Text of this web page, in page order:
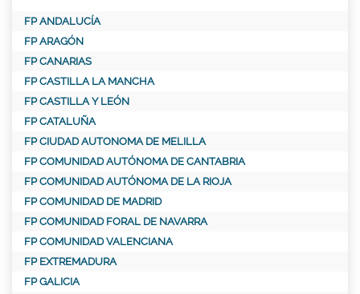
FP ANDALUCÍA
FP ARAGÓN
FP CANARIAS
FP CASTILLA LA MANCHA
FP CASTILLA Y LEÓN
FP CATALUÑA
FP CIUDAD AUTONOMA DE MELILLA
FP COMUNIDAD AUTÓNOMA DE CANTABRIA
FP COMUNIDAD AUTÓNOMA DE LA RIOJA
FP COMUNIDAD DE MADRID
FP COMUNIDAD FORAL DE NAVARRA
FP COMUNIDAD VALENCIANA
FP EXTREMADURA
FP GALICIA